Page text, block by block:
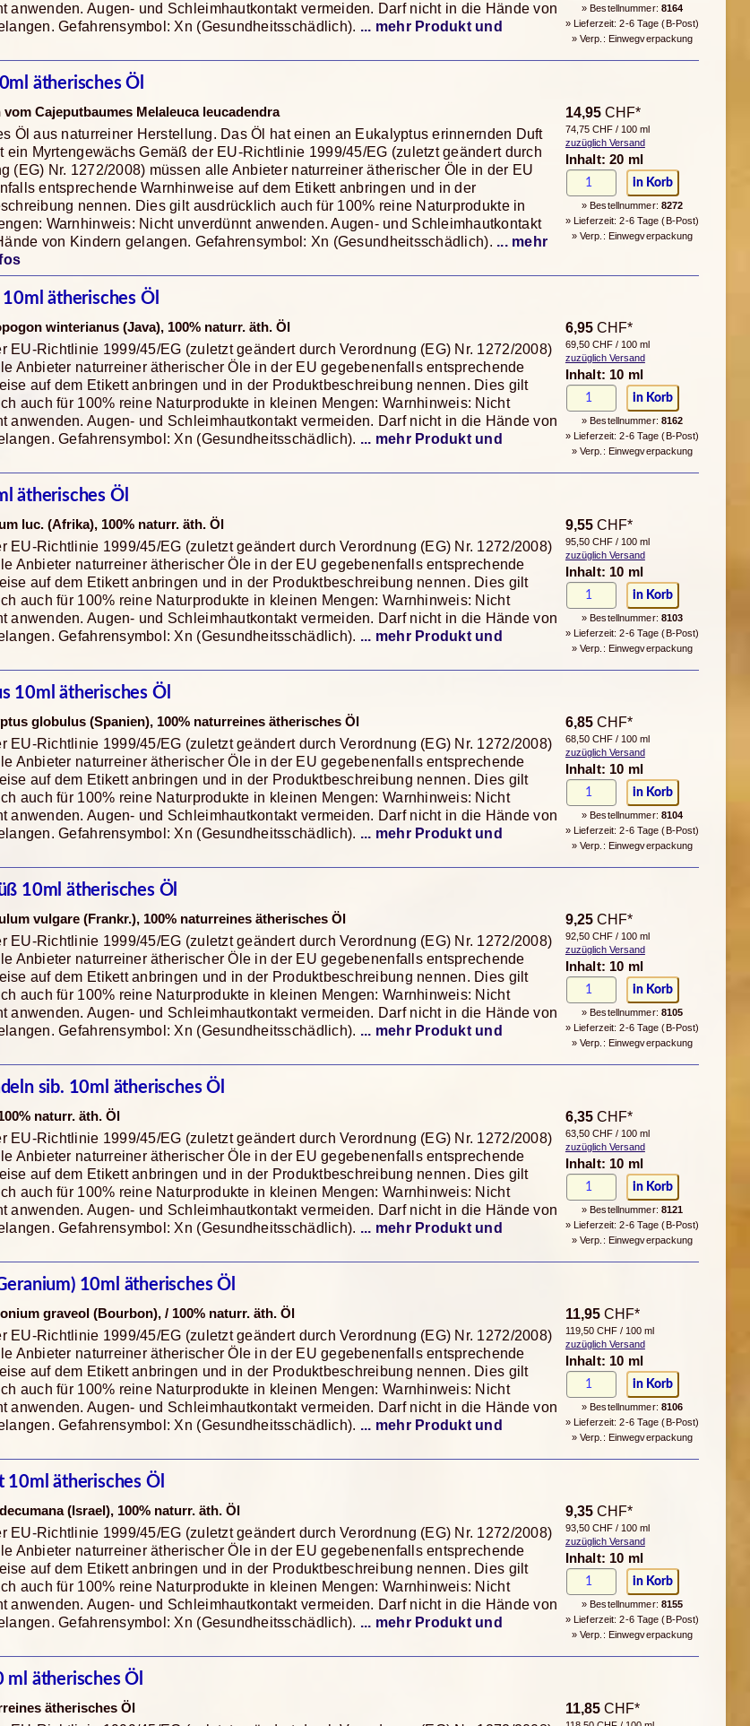
» Bestellnummer: 8164
» Lieferzeit: 2-6 Tage (B-Post)
» Verp.: Einwegverpackung
anwenden. Augen- und Schleimhautkontakt vermeiden. Darf nicht in die Hände von
Gefahrensymbol: Xn (Gesundheitsschädlich). ... mehr Produkt und
ätherisches Öl
14,95CHF*
74,75 CHF / 100 ml
zuzüglich Versand
Inhalt: 20 ml
» Bestellnummer: 8272
» Lieferzeit: 2-6 Tage (B-Post)
» Verp.: Einwegverpackung
vom Cajeputbaumes Melaleuca leucadendra
Öl aus naturreiner Herstellung. Das Öl hat einen an Eukalyptus erinnernden Duft
ein Myrtengewächs Gemäß der EU-Richtlinie 1999/45/EG (zuletzt geändert durch
(EG) Nr. 1272/2008) müssen alle Anbieter naturreiner ätherischer Öle in der EU
entsprechende Warnhinweise auf dem Etikett anbringen und in der
nennen. Dies gilt ausdrücklich auch für 100% reine Naturprodukte in
Warnhinweis: Nicht unverdünnt anwenden. Augen- und Schleimhautkontakt
von Kindern gelangen. Gefahrensymbol: Xn (Gesundheitsschädlich). ... mehr
ätherisches Öl
6,95CHF*
69,50 CHF / 100 ml
zuzüglich Versand
Inhalt: 10 ml
» Bestellnummer: 8162
» Lieferzeit: 2-6 Tage (B-Post)
» Verp.: Einwegverpackung
winterianus (Java), 100% naturr. äth. Öl
EU-Richtlinie 1999/45/EG (zuletzt geändert durch Verordnung (EG) Nr. 1272/2008)
Anbieter naturreiner ätherischer Öle in der EU gegebenenfalls entsprechende
auf dem Etikett anbringen und in der Produktbeschreibung nennen. Dies gilt
auch für 100% reine Naturprodukte in kleinen Mengen: Warnhinweis: Nicht
anwenden. Augen- und Schleimhautkontakt vermeiden. Darf nicht in die Hände von
Gefahrensymbol: Xn (Gesundheitsschädlich). ... mehr Produkt und
ätherisches Öl
9,55CHF*
95,50 CHF / 100 ml
zuzüglich Versand
Inhalt: 10 ml
» Bestellnummer: 8103
» Lieferzeit: 2-6 Tage (B-Post)
» Verp.: Einwegverpackung
luc. (Afrika), 100% naturr. äth. Öl
EU-Richtlinie 1999/45/EG (zuletzt geändert durch Verordnung (EG) Nr. 1272/2008)
Anbieter naturreiner ätherischer Öle in der EU gegebenenfalls entsprechende
auf dem Etikett anbringen und in der Produktbeschreibung nennen. Dies gilt
auch für 100% reine Naturprodukte in kleinen Mengen: Warnhinweis: Nicht
anwenden. Augen- und Schleimhautkontakt vermeiden. Darf nicht in die Hände von
Gefahrensymbol: Xn (Gesundheitsschädlich). ... mehr Produkt und
10ml ätherisches Öl
6,85CHF*
68,50 CHF / 100 ml
zuzüglich Versand
Inhalt: 10 ml
» Bestellnummer: 8104
» Lieferzeit: 2-6 Tage (B-Post)
» Verp.: Einwegverpackung
globulus (Spanien), 100% naturreines ätherisches Öl
EU-Richtlinie 1999/45/EG (zuletzt geändert durch Verordnung (EG) Nr. 1272/2008)
Anbieter naturreiner ätherischer Öle in der EU gegebenenfalls entsprechende
auf dem Etikett anbringen und in der Produktbeschreibung nennen. Dies gilt
auch für 100% reine Naturprodukte in kleinen Mengen: Warnhinweis: Nicht
anwenden. Augen- und Schleimhautkontakt vermeiden. Darf nicht in die Hände von
Gefahrensymbol: Xn (Gesundheitsschädlich). ... mehr Produkt und
10ml ätherisches Öl
9,25CHF*
92,50 CHF / 100 ml
zuzüglich Versand
Inhalt: 10 ml
» Bestellnummer: 8105
» Lieferzeit: 2-6 Tage (B-Post)
» Verp.: Einwegverpackung
vulgare (Frankr.), 100% naturreines ätherisches Öl
EU-Richtlinie 1999/45/EG (zuletzt geändert durch Verordnung (EG) Nr. 1272/2008)
Anbieter naturreiner ätherischer Öle in der EU gegebenenfalls entsprechende
auf dem Etikett anbringen und in der Produktbeschreibung nennen. Dies gilt
auch für 100% reine Naturprodukte in kleinen Mengen: Warnhinweis: Nicht
anwenden. Augen- und Schleimhautkontakt vermeiden. Darf nicht in die Hände von
Gefahrensymbol: Xn (Gesundheitsschädlich). ... mehr Produkt und
sib. 10ml ätherisches Öl
6,35CHF*
63,50 CHF / 100 ml
zuzüglich Versand
Inhalt: 10 ml
» Bestellnummer: 8121
» Lieferzeit: 2-6 Tage (B-Post)
» Verp.: Einwegverpackung
naturr. äth. Öl
EU-Richtlinie 1999/45/EG (zuletzt geändert durch Verordnung (EG) Nr. 1272/2008)
Anbieter naturreiner ätherischer Öle in der EU gegebenenfalls entsprechende
auf dem Etikett anbringen und in der Produktbeschreibung nennen. Dies gilt
auch für 100% reine Naturprodukte in kleinen Mengen: Warnhinweis: Nicht
anwenden. Augen- und Schleimhautkontakt vermeiden. Darf nicht in die Hände von
Gefahrensymbol: Xn (Gesundheitsschädlich). ... mehr Produkt und
10ml ätherisches Öl
11,95CHF*
119,50 CHF / 100 ml
zuzüglich Versand
Inhalt: 10 ml
» Bestellnummer: 8106
» Lieferzeit: 2-6 Tage (B-Post)
» Verp.: Einwegverpackung
graveol (Bourbon), / 100% naturr. äth. Öl
EU-Richtlinie 1999/45/EG (zuletzt geändert durch Verordnung (EG) Nr. 1272/2008)
Anbieter naturreiner ätherischer Öle in der EU gegebenenfalls entsprechende
auf dem Etikett anbringen und in der Produktbeschreibung nennen. Dies gilt
auch für 100% reine Naturprodukte in kleinen Mengen: Warnhinweis: Nicht
anwenden. Augen- und Schleimhautkontakt vermeiden. Darf nicht in die Hände von
Gefahrensymbol: Xn (Gesundheitsschädlich). ... mehr Produkt und
10ml ätherisches Öl
9,35CHF*
93,50 CHF / 100 ml
zuzüglich Versand
Inhalt: 10 ml
» Bestellnummer: 8155
» Lieferzeit: 2-6 Tage (B-Post)
» Verp.: Einwegverpackung
(Israel), 100% naturr. äth. Öl
EU-Richtlinie 1999/45/EG (zuletzt geändert durch Verordnung (EG) Nr. 1272/2008)
Anbieter naturreiner ätherischer Öle in der EU gegebenenfalls entsprechende
auf dem Etikett anbringen und in der Produktbeschreibung nennen. Dies gilt
auch für 100% reine Naturprodukte in kleinen Mengen: Warnhinweis: Nicht
anwenden. Augen- und Schleimhautkontakt vermeiden. Darf nicht in die Hände von
Gefahrensymbol: Xn (Gesundheitsschädlich). ... mehr Produkt und
ml ätherisches Öl
11,85CHF*
ätherisches Öl